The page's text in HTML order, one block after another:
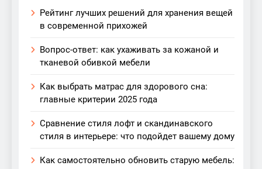
Рейтинг лучших решений для хранения вещей
в современной прихожей
Вопрос-ответ: как ухаживать за кожаной и
тканевой обивкой мебели
Как выбрать матрас для здорового сна:
главные критерии 2025 года
Сравнение стиля лофт и скандинавского
стиля в интерьере: что подойдет вашему дому
Как самостоятельно обновить старую мебель: